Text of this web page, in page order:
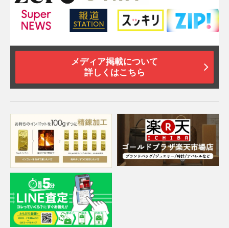
メディア掲載について
詳しくはこちら